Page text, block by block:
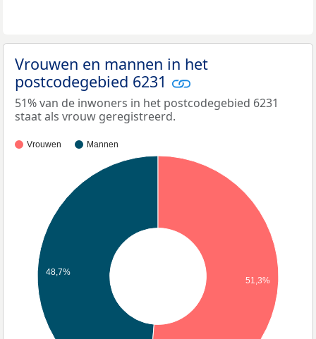
Vrouwen en mannen in het
postcodegebied 6231
51% van de inwoners in het postcodegebied 6231
staat als vrouw geregistreerd.
Vrouwen Mannen
48,7%
51,3%